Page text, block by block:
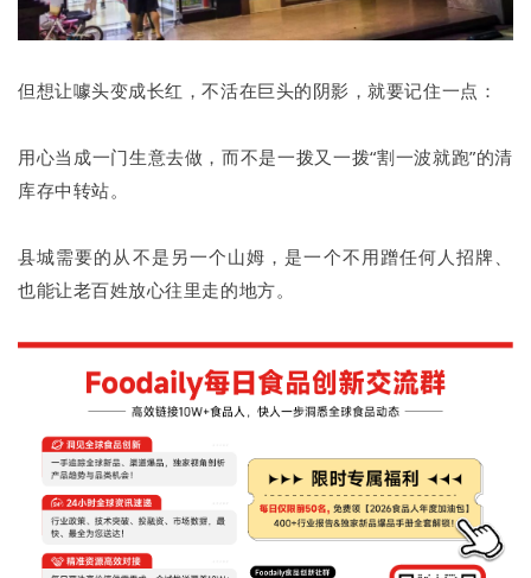
但想让噱头变成长红，不活在巨头的阴影，就要记住一点：
用心当成一门生意去做，而不是一拨又一拨“割一波就跑”的清
库存中转站。
县城需要的从不是另一个山姆，是一个不用蹭任何人招牌、
也能让老百姓放心往里走的地方。